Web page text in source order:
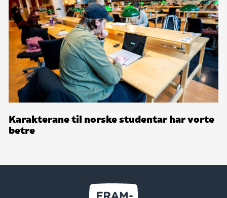
Karakterane til norske studentar har vorte
betre